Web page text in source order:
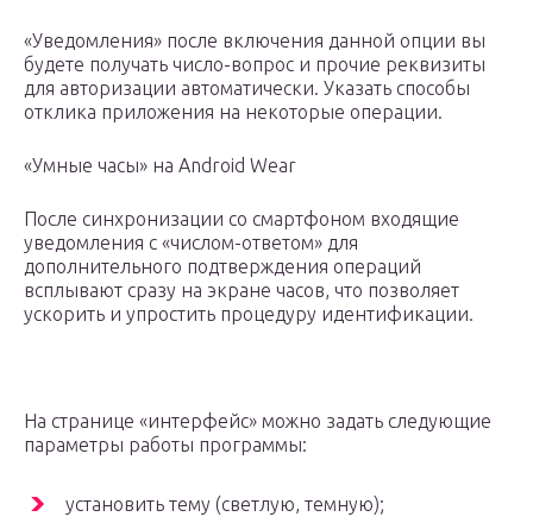
«Уведомления» после включения данной опции вы
будете получать число-вопрос и прочие реквизиты
для авторизации автоматически. Указать способы
отклика приложения на некоторые операции.
«Умные часы» на Android Wear
После синхронизации со смартфоном входящие
уведомления с «числом-ответом» для
дополнительного подтверждения операций
всплывают сразу на экране часов, что позволяет
ускорить и упростить процедуру идентификации.
На странице «интерфейс» можно задать следующие
параметры работы программы:
установить тему (светлую, темную);